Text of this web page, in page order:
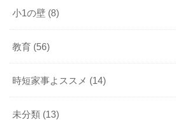
小1の壁 (8)
教育 (56)
時短家事よススメ (14)
未分類 (13)